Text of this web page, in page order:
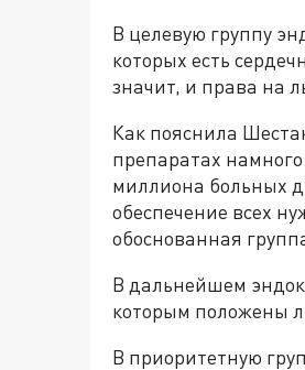
В целевую группу
которых есть
значит, и права на
Как пояснила
препаратах
миллиона больных
обеспечение всех
обоснованная
В дальнейшем
которым положены
В приоритетную